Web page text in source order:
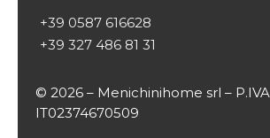
+39 0587 616628
+39 327 486 81 31
© 2026 – Menichinihome srl – P.IVA
IT02374670509